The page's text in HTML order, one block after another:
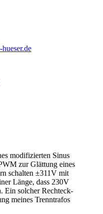
modifizierten Sinus
zur Glättung eines
schalten ±311V mit
Länge, dass 230V
Ein solcher Rechteck-
meines Trenntrafos